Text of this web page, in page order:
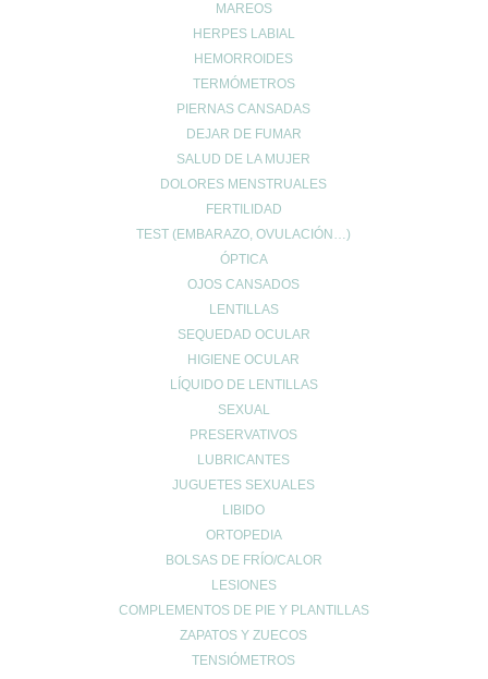
MAREOS
HERPES LABIAL
HEMORROIDES
TERMÓMETROS
PIERNAS CANSADAS
DEJAR DE FUMAR
SALUD DE LA MUJER
DOLORES MENSTRUALES
FERTILIDAD
TEST (EMBARAZO, OVULACIÓN…)
ÓPTICA
OJOS CANSADOS
LENTILLAS
SEQUEDAD OCULAR
HIGIENE OCULAR
LÍQUIDO DE LENTILLAS
SEXUAL
PRESERVATIVOS
LUBRICANTES
JUGUETES SEXUALES
LIBIDO
ORTOPEDIA
BOLSAS DE FRÍO/CALOR
LESIONES
COMPLEMENTOS DE PIE Y PLANTILLAS
ZAPATOS Y ZUECOS
TENSIÓMETROS
Carrito de compra
INFO LEGAL
Política de envíos
Síguenos en las
Redes Sociales